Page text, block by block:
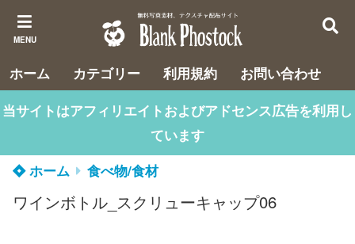
MENU
ホーム カテゴリー 利用規約
お問い合わせ
当サイトはアフィリエイトおよびアドセンス広告を利用し
ています
ホーム
食べ物/食材
ワインボトル_スクリューキャップ06